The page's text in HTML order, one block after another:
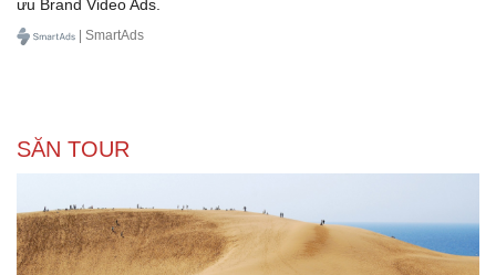
ưu Brand Video Ads.
| SmartAds
SĂN TOUR